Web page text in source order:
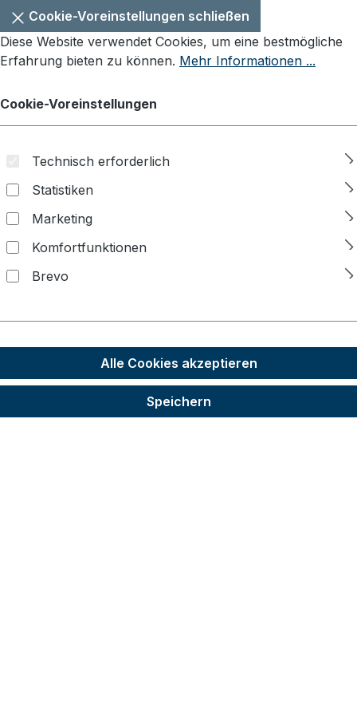
Cookie-Voreinstellungen schließen
Diese Website verwendet Cookies, um eine bestmögliche
Erfahrung bieten zu können. Mehr Informationen ...
Cookie-Voreinstellungen
Technisch erforderlich
Statistiken
Marketing
Komfortfunktionen
Brevo
Alle Cookies akzeptieren
Speichern